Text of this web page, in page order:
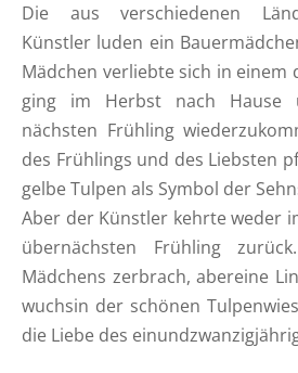
Die aus verschiedenen
Künstler luden ein
Mädchen verliebte sich in einem
ging im Herbst nach Hause
nächsten Frühling
des Frühlings und des Liebsten
gelbe Tulpen als Symbol der
Aber der Künstler kehrte weder
übernächsten Frühling
Mädchens zerbrach, abereine
wuchsin der schönen
die Liebe des